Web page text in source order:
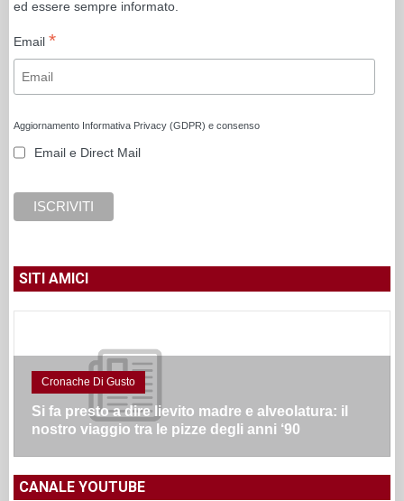
ed essere sempre informato.
Email *
Aggiornamento Informativa Privacy (GDPR) e consenso
Email e Direct Mail
SITI AMICI
Cronache Di Gusto
Si fa presto a dire lievito madre e alveolatura: il
nostro viaggio tra le pizze degli anni ‘90
CANALE YOUTUBE